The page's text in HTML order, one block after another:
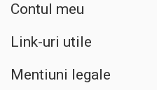
Contul meu
Link-uri utile
Mentiuni legale